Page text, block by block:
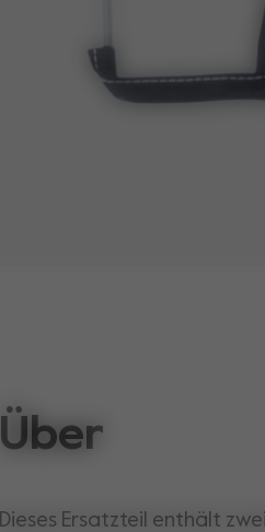
Über
Dieses Ersatzteil enthält